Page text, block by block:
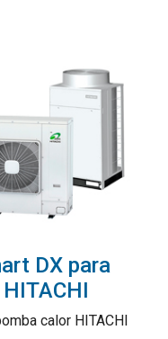
DX para
calor HITACHI